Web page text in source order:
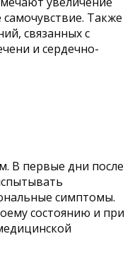
Также
связанных с
и сердечно-
В первые дни после
симптомы.
состоянию и при